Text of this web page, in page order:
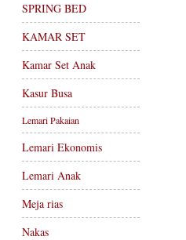
SPRING BED
KAMAR SET
Kamar Set Anak
Kasur Busa
Lemari Pakaian
Lemari Ekonomis
Lemari Anak
Meja rias
Nakas